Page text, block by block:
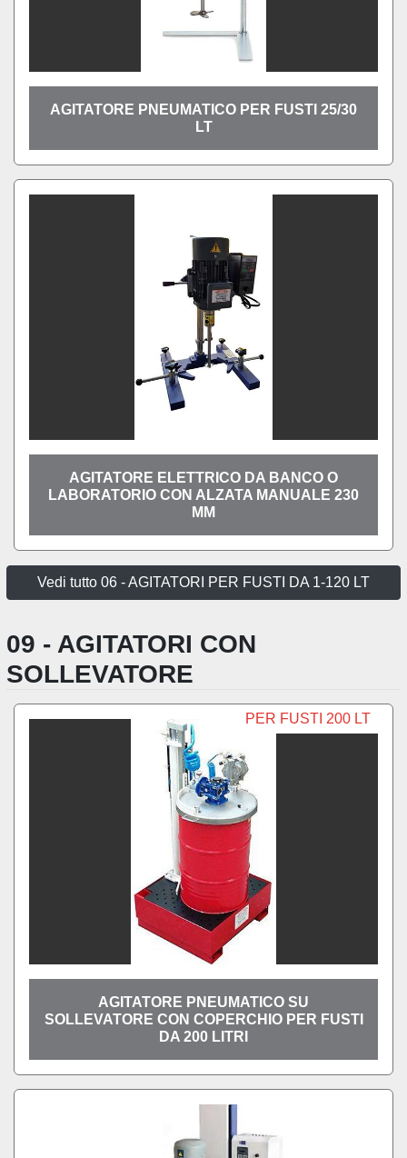
AGITATORE PNEUMATICO PER FUSTI 25/30
LT
AGITATORE ELETTRICO DA BANCO O
LABORATORIO CON ALZATA MANUALE 230
MM
Vedi tutto 06 - AGITATORI PER FUSTI DA 1-120 LT
09 - AGITATORI CON
SOLLEVATORE
PER FUSTI 200 LT
AGITATORE PNEUMATICO SU
SOLLEVATORE CON COPERCHIO PER FUSTI
DA 200 LITRI